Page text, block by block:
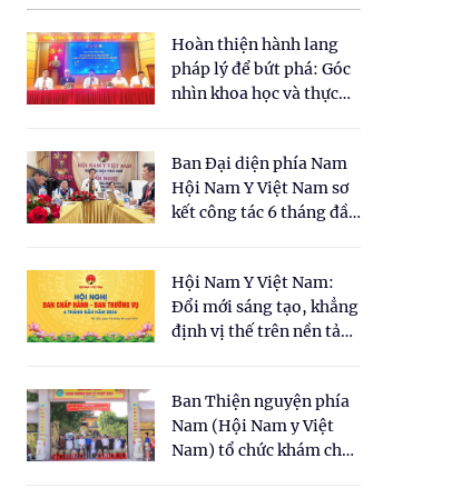
Hoàn thiện hành lang
pháp lý để bứt phá: Góc
nhìn khoa học và thực
cho Luật Y dược cổ
truyền Việt Nam"
Ban Đại diện phía Nam
Hội Nam Y Việt Nam sơ
kết công tác 6 tháng đầu
Hội Nam Y Việt Nam:
Đổi mới sáng tạo, khẳng
định vị thế trên nền tảng
Ban Thiện nguyện phía
Nam (Hội Nam y Việt
Nam) tổ chức khám chữa